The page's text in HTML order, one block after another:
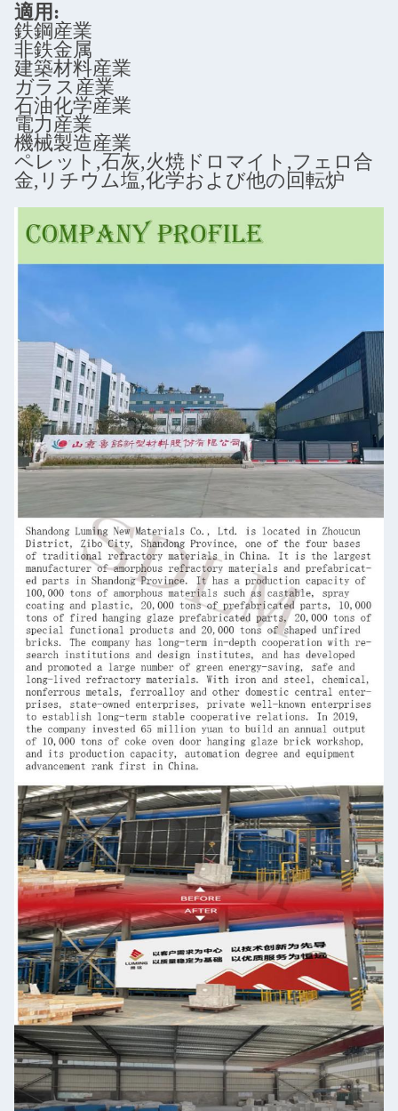
適用:
鉄鋼産業
非鉄金属
建築材料産業
ガラス産業
石油化学産業
電力産業
機械製造産業
ペレット,石灰,火焼ドロマイト,フェロ合
金,リチウム塩,化学および他の回転炉